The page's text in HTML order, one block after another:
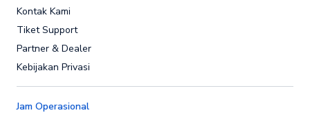
Kontak Kami
Tiket Support
Partner & Dealer
Kebijakan Privasi
Jam Operasional